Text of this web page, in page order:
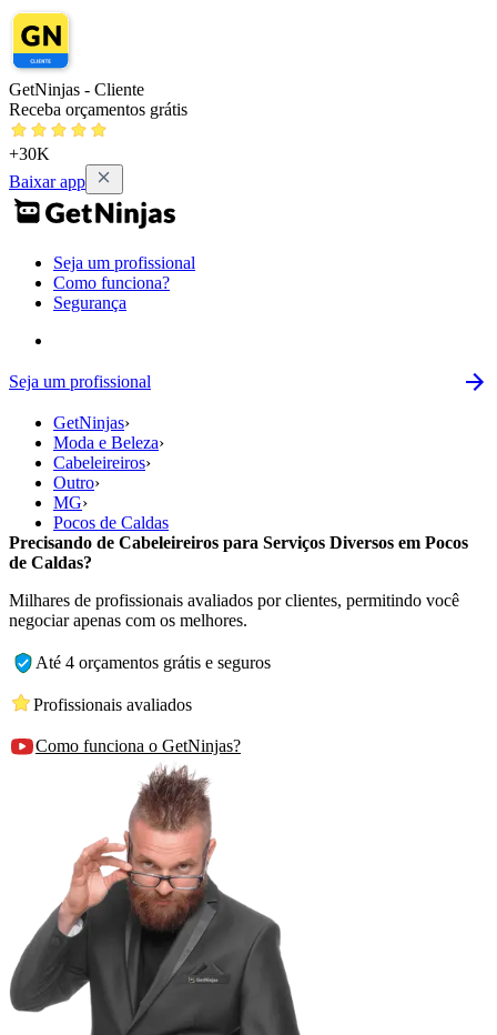
GetNinjas - Cliente
Receba orçamentos grátis
+30K
Baixar app
Seja um profissional
Como funciona?
Segurança
Seja um profissional
GetNinjas›
Moda e Beleza›
Cabeleireiros›
Outro›
MG›
Pocos de Caldas
Precisando de Cabeleireiros para Serviços Diversos em Pocos
de Caldas?
Milhares de profissionais avaliados por clientes, permitindo você
negociar apenas com os melhores.
Até 4 orçamentos grátis e seguros
Profissionais avaliados
Como funciona o GetNinjas?